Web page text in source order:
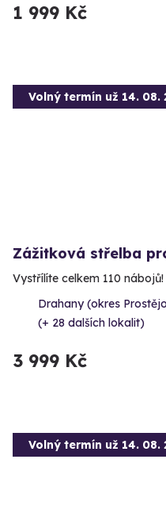
1 999 Kč
Volný termín už 14. 08.
Zážitková střelba
Vystřílíte celkem 110 nábojů!
Drahany (okres
(+ 28 dalších lokalit)
3 999 Kč
Volný termín už 14. 08.